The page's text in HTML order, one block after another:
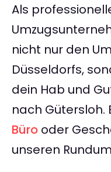
Als
nicht nur den
Düsseldorfs,
dein Hab und
nach Gütersloh.
Büro oder
unseren